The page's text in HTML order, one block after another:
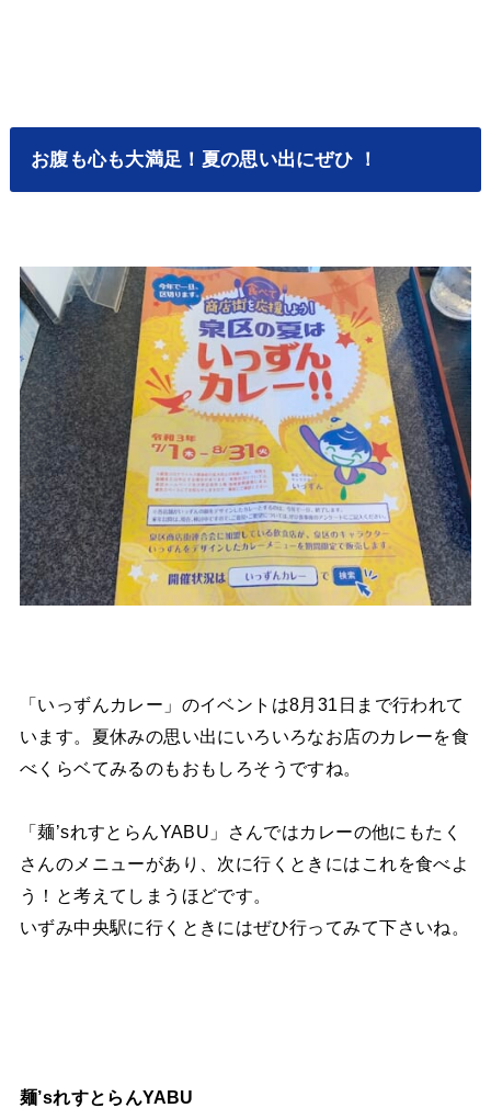
お腹も心も大満足！夏の思い出にぜひ ！
「いっずんカレー」のイベントは8月31日まで行われて
います。夏休みの思い出にいろいろなお店のカレーを食
べくらベてみるのもおもしろそうですね。
「麺’sれすとらんYABU」さんではカレーの他にもたく
さんのメニューがあり、次に行くときにはこれを食べよ
う！と考えてしまうほどです。
いずみ中央駅に行くときにはぜひ行ってみて下さいね。
麺’sれすとらんYABU